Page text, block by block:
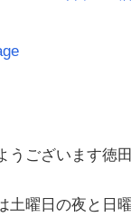
うございます徳
土曜日の夜と日